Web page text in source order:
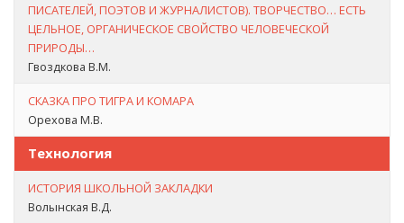
ПИСАТЕЛЕЙ, ПОЭТОВ И ЖУРНАЛИСТОВ). ТВОРЧЕСТВО… ЕСТЬ
ЦЕЛЬНОЕ, ОРГАНИЧЕСКОЕ СВОЙСТВО ЧЕЛОВЕЧЕСКОЙ
ПРИРОДЫ…
Гвоздкова В.М.
СКАЗКА ПРО ТИГРА И КОМАРА
Орехова М.В.
Технология
ИСТОРИЯ ШКОЛЬНОЙ ЗАКЛАДКИ
Волынская В.Д.